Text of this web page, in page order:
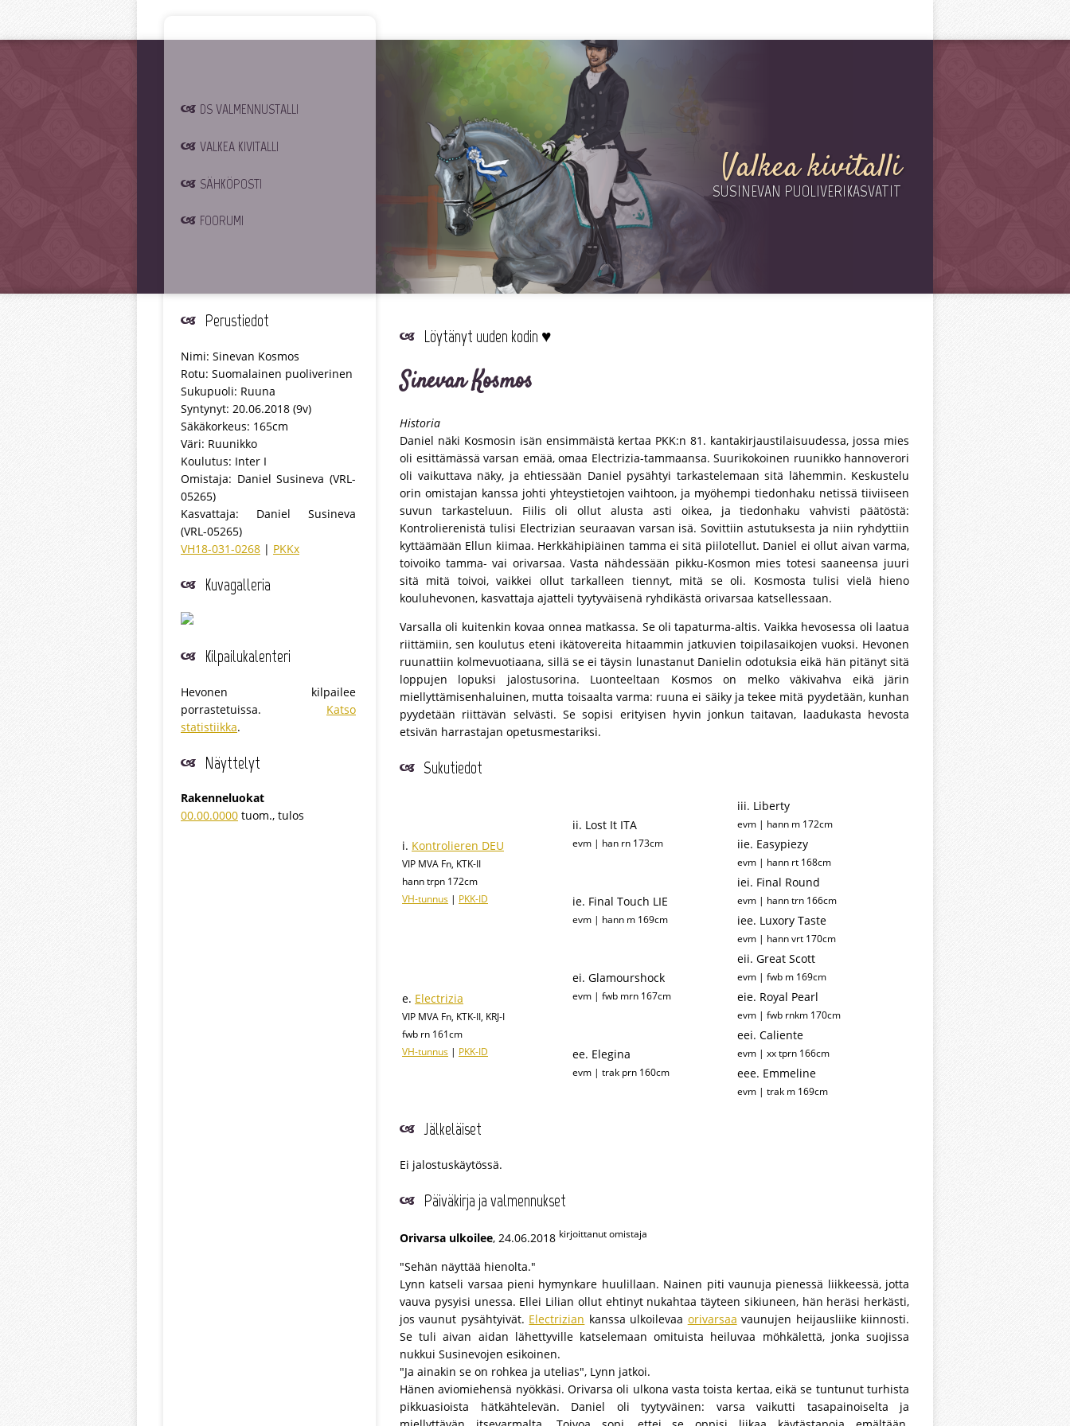
DS VALMENNUSTALLI
VALKEA KIVITALLI
SÄHKÖPOSTI
FOORUMI
Valkea kivitalli
SUSINEVAN PUOLIVERIKASVATIT
Perustiedot
Nimi: Sinevan Kosmos
Rotu: Suomalainen puoliverinen
Sukupuoli: Ruuna
Syntynyt: 20.06.2018 (9v)
Säkäkorkeus: 165cm
Väri: Ruunikko
Koulutus: Inter I
Omistaja: Daniel Susineva (VRL-
05265)
Kasvattaja: Daniel Susineva
(VRL-05265)
VH18-031-0268 | PKKx
Kuvagalleria
Kilpailukalenteri
Hevonen kilpailee
porrastetuissa. Katso
statistiikka.
Näyttelyt
Rakenneluokat
00.00.0000 tuom., tulos
Löytänyt uuden kodin ♥
Sinevan Kosmos
Historia
Daniel näki Kosmosin isän ensimmäistä kertaa PKK:n 81. kantakirjaustilaisuudessa, jossa mies
oli esittämässä varsan emää, omaa Electrizia-tammaansa. Suurikokoinen ruunikko hannoverori
oli vaikuttava näky, ja ehtiessään Daniel pysähtyi tarkastelemaan sitä lähemmin. Keskustelu
orin omistajan kanssa johti yhteystietojen vaihtoon, ja myöhempi tiedonhaku netissä tiiviiseen
suvun tarkasteluun. Fiilis oli ollut alusta asti oikea, ja tiedonhaku vahvisti päätöstä:
Kontrolierenistä tulisi Electrizian seuraavan varsan isä. Sovittiin astutuksesta ja niin ryhdyttiin
kyttäämään Ellun kiimaa. Herkkähipiäinen tamma ei sitä piilotellut. Daniel ei ollut aivan varma,
toivoiko tamma- vai orivarsaa. Vasta nähdessään pikku-Kosmon mies totesi saaneensa juuri
sitä mitä toivoi, vaikkei ollut tarkalleen tiennyt, mitä se oli. Kosmosta tulisi vielä hieno
kouluhevonen, kasvattaja ajatteli tyytyväisenä ryhdikästä orivarsaa katsellessaan.
Varsalla oli kuitenkin kovaa onnea matkassa. Se oli tapaturma-altis. Vaikka hevosessa oli laatua
riittämiin, sen koulutus eteni ikätovereita hitaammin jatkuvien toipilasaikojen vuoksi. Hevonen
ruunattiin kolmevuotiaana, sillä se ei täysin lunastanut Danielin odotuksia eikä hän pitänyt sitä
loppujen lopuksi jalostusorina. Luonteeltaan Kosmos on melko väkivahva eikä järin
miellyttämisenhaluinen, mutta toisaalta varma: ruuna ei säiky ja tekee mitä pyydetään, kunhan
pyydetään riittävän selvästi. Se sopisi erityisen hyvin jonkun taitavan, laadukasta hevosta
etsivän harrastajan opetusmestariksi.
Sukutiedot
i. Kontrolieren DEU
VIP MVA Fn, KTK-II
hann trpn 172cm
VH-tunnus | PKK-ID
ii. Lost It ITA
evm | han rn 173cm
iii. Liberty
evm | hann m 172cm
iie. Easypiezy
evm | hann rt 168cm
ie. Final Touch LIE
evm | hann m 169cm
iei. Final Round
evm | hann trn 166cm
iee. Luxory Taste
evm | hann vrt 170cm
e. Electrizia
VIP MVA Fn, KTK-II, KRJ-I
fwb rn 161cm
VH-tunnus | PKK-ID
ei. Glamourshock
evm | fwb mrn 167cm
eii. Great Scott
evm | fwb m 169cm
eie. Royal Pearl
evm | fwb rnkm 170cm
ee. Elegina
evm | trak prn 160cm
eei. Caliente
evm | xx tprn 166cm
eee. Emmeline
evm | trak m 169cm
Jälkeläiset
Ei jalostuskäytössä.
Päiväkirja ja valmennukset
Orivarsa ulkoilee, 24.06.2018 kirjoittanut omistaja
"Sehän näyttää hienolta."
Lynn katseli varsaa pieni hymynkare huulillaan. Nainen piti vaunuja pienessä liikkeessä, jotta
vauva pysyisi unessa. Ellei Lilian ollut ehtinyt nukahtaa täyteen sikiuneen, hän heräsi herkästi,
jos vaunut pysähtyivät. Electrizian kanssa ulkoilevaa orivarsaa vaunujen heijausliike kiinnosti.
Se tuli aivan aidan lähettyville katselemaan omituista heiluvaa möhkälettä, jonka suojissa
nukkui Susinevojen esikoinen.
"Ja ainakin se on rohkea ja utelias", Lynn jatkoi.
Hänen aviomiehensä nyökkäsi. Orivarsa oli ulkona vasta toista kertaa, eikä se tuntunut turhista
pikkuasioista hätkähtelevän. Daniel oli tyytyväinen: varsa vaikutti tasapainoiselta ja